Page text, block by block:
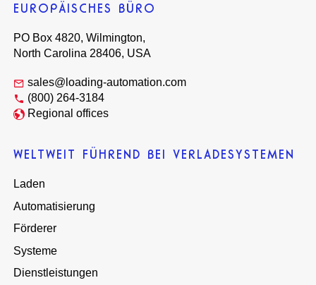
EUROPÄISCHES BÜRO
PO Box 4820, Wilmington,
North Carolina 28406, USA
sales@loading-automation.com
(800) 264-3184
Regional offices
WELTWEIT FÜHREND BEI VERLADESYSTEMEN
Laden
Automatisierung
Förderer
Systeme
Dienstleistungen